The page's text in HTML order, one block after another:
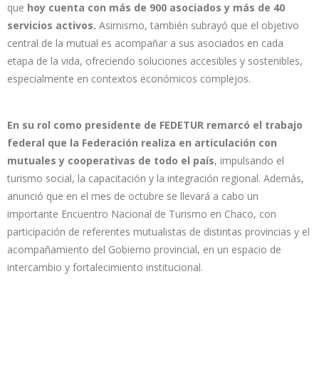
que hoy cuenta con más de 900 asociados y más de 40
servicios activos. Asimismo, también subrayó que el objetivo
central de la mutual es acompañar a sus asociados en cada
etapa de la vida, ofreciendo soluciones accesibles y sostenibles,
especialmente en contextos económicos complejos.
En su rol como presidente de FEDETUR remarcó el trabajo
federal que la Federación realiza en articulación con
mutuales y cooperativas de todo el país, impulsando el
turismo social, la capacitación y la integración regional. Además,
anunció que en el mes de octubre se llevará a cabo un
importante Encuentro Nacional de Turismo en Chaco, con
participación de referentes mutualistas de distintas provincias y el
acompañamiento del Gobierno provincial, en un espacio de
intercambio y fortalecimiento institucional.